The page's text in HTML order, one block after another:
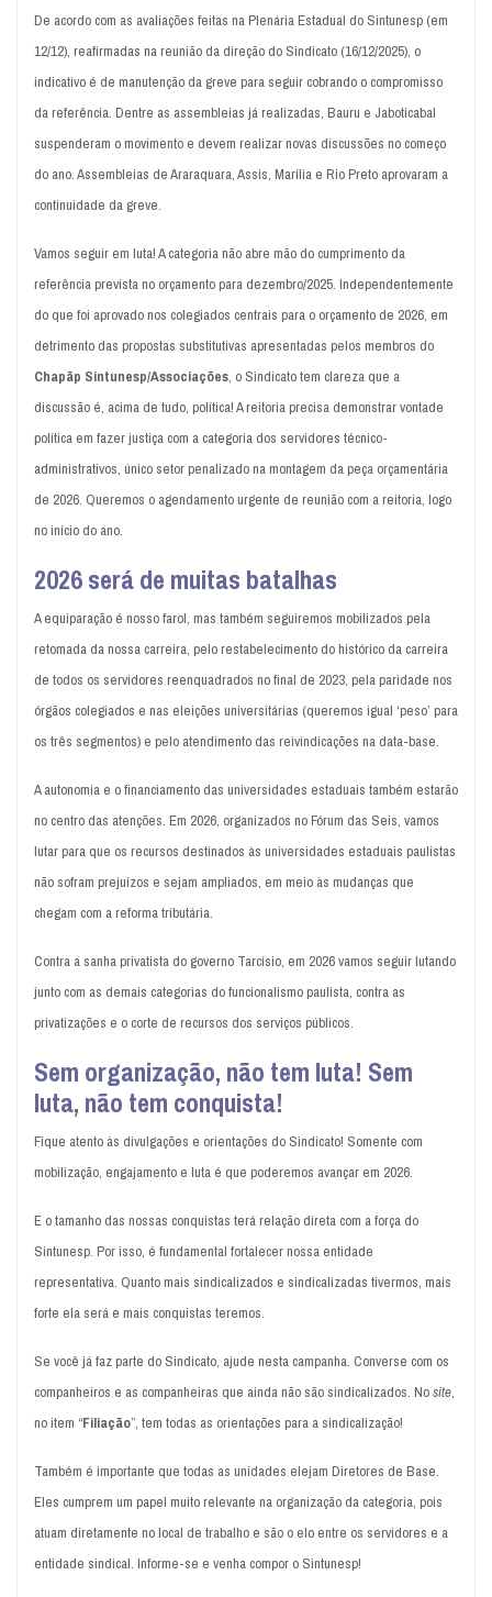
De acordo com as avaliações feitas na Plenária Estadual do Sintunesp (em
12/12), reafirmadas na reunião da direção do Sindicato (16/12/2025), o
indicativo é de manutenção da greve para seguir cobrando o compromisso
da referência. Dentre as assembleias já realizadas, Bauru e Jaboticabal
suspenderam o movimento e devem realizar novas discussões no começo
do ano. Assembleias de Araraquara, Assis, Marília e Rio Preto aprovaram a
continuidade da greve.
Vamos seguir em luta! A categoria não abre mão do cumprimento da
referência prevista no orçamento para dezembro/2025. Independentemente
do que foi aprovado nos colegiados centrais para o orçamento de 2026, em
detrimento das propostas substitutivas apresentadas pelos membros do
Chapãp Sintunesp/Associações, o Sindicato tem clareza que a
discussão é, acima de tudo, política! A reitoria precisa demonstrar vontade
política em fazer justiça com a categoria dos servidores técnico-
administrativos, único setor penalizado na montagem da peça orçamentária
de 2026. Queremos o agendamento urgente de reunião com a reitoria, logo
no início do ano.
2026 será de muitas batalhas
A equiparação é nosso farol, mas também seguiremos mobilizados pela
retomada da nossa carreira, pelo restabelecimento do histórico da carreira
de todos os servidores reenquadrados no final de 2023, pela paridade nos
órgãos colegiados e nas eleições universitárias (queremos igual ‘peso’ para
os três segmentos) e pelo atendimento das reivindicações na data-base.
A autonomia e o financiamento das universidades estaduais também estarão
no centro das atenções. Em 2026, organizados no Fórum das Seis, vamos
lutar para que os recursos destinados às universidades estaduais paulistas
não sofram prejuízos e sejam ampliados, em meio às mudanças que
chegam com a reforma tributária.
Contra a sanha privatista do governo Tarcísio, em 2026 vamos seguir lutando
junto com as demais categorias do funcionalismo paulista, contra as
privatizações e o corte de recursos dos serviços públicos.
Sem organização, não tem luta! Sem
luta, não tem conquista!
Fique atento às divulgações e orientações do Sindicato! Somente com
mobilização, engajamento e luta é que poderemos avançar em 2026.
E o tamanho das nossas conquistas terá relação direta com a força do
Sintunesp. Por isso, é fundamental fortalecer nossa entidade
representativa. Quanto mais sindicalizados e sindicalizadas tivermos, mais
forte ela será e mais conquistas teremos.
Se você já faz parte do Sindicato, ajude nesta campanha. Converse com os
companheiros e as companheiras que ainda não são sindicalizados. Nosite,
no item “Filiação”, tem todas as orientações para a sindicalização!
Também é importante que todas as unidades elejam Diretores de Base.
Eles cumprem um papel muito relevante na organização da categoria, pois
atuam diretamente no local de trabalho e são o elo entre os servidores e a
entidade sindical. Informe-se e venha compor o Sintunesp!